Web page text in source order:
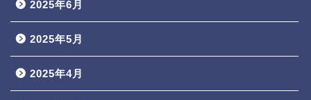
2025年6月
2025年5月
2025年4月